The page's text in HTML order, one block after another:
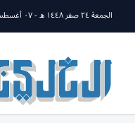
الجمعة ٢٤ صفر ١٤٤٨ ه - ٠٧ أغسطس ٢٠٢٦